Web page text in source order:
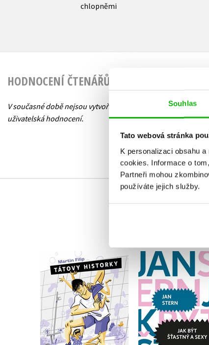
Souhlas
Tato webová stránka
K personalizaci obsahu
cookies. Informace o
Partneři mohou
používáte jejich služby.
chlopněmi
HODNOCENÍ ČTENÁŘŮ
V současné době nejsou vytvořena žádná
uživatelská hodnocení.
Tátovy historky aneb
Můžeš prosím
vykoupat děti?
Martin Filip
Jak být šťastný a
Jan Stern